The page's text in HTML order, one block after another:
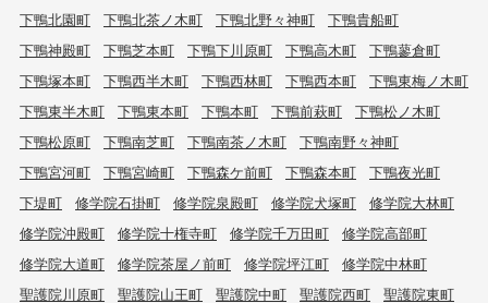
下鴨北園町
下鴨北茶ノ木町 下鴨北野々神町
下鴨貴船町
下鴨神殿町
下鴨芝本町 下鴨下川原町 下鴨高木町
下鴨蓼倉町
下鴨塚本町
下鴨西半木町 下鴨西林町 下鴨西本町
下鴨東梅ノ木町
下鴨東半木町
下鴨東本町 下鴨本町 下鴨前萩町
下鴨松ノ木町
下鴨松原町
下鴨南芝町 下鴨南茶ノ木町
下鴨南野々神町
下鴨宮河町
下鴨宮崎町 下鴨森ケ前町 下鴨森本町
下鴨夜光町
下堤町
修学院石掛町 修学院泉殿町 修学院犬塚町
修学院大林町
修学院沖殿町
修学院十権寺町 修学院千万田町
修学院高部町
修学院大道町
修学院茶屋ノ前町 修学院坪江町
修学院中林町
聖護院川原町
聖護院山王町 聖護院中町 聖護院西町 聖護院東町